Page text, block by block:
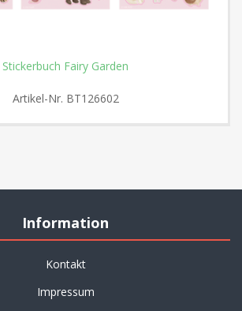
Stickerbuch Fairy Garden
Artikel-Nr. BT126602
Information
Kontakt
Impressum